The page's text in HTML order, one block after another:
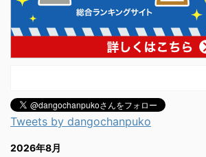
Tweets by dangochanpuko
2026年8月